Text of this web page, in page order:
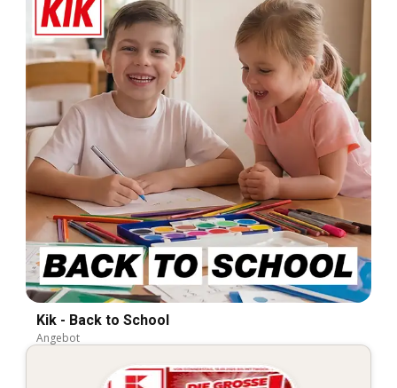
Kik - Back to School
Angebot